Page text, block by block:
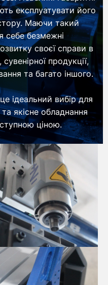
експлуатувати його
Маючи такий
себе безмежні
своєї справи в
продукції,
та багато іншого.
ідеальний вибір для
якісне обладнання
ціною.